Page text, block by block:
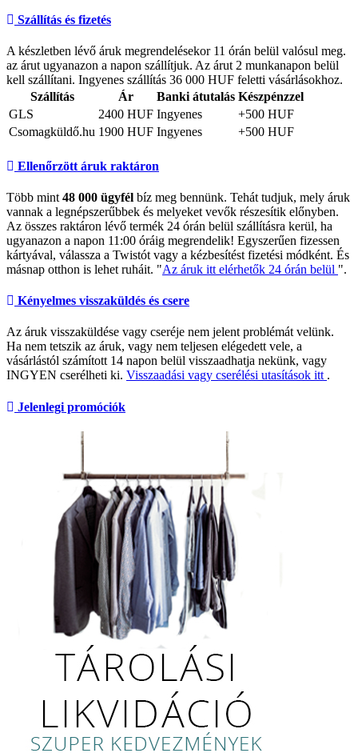
Szállítás és fizetés
A készletben lévő áruk megrendelésekor 11 órán belül valósul meg.
az árut ugyanazon a napon szállítjuk. Az árut 2 munkanapon belül
kell szállítani. Ingyenes szállítás 36 000 HUF feletti vásárlásokhoz.
Szállítás
Ár Banki átutalás Készpénzzel
GLS
2400 HUF Ingyenes
+500 HUF
Csomagküldő.hu 1900 HUF Ingyenes +500 HUF
Ellenőrzött áruk raktáron
Több mint 48 000 ügyfél bíz meg bennünk. Tehát tudjuk, mely áruk
vannak a legnépszerűbbek és melyeket vevők részesítik előnyben.
Az összes raktáron lévő termék 24 órán belül szállításra kerül, ha
ugyanazon a napon 11:00 óráig megrendelik! Egyszerűen fizessen
kártyával, válassza a Twistót vagy a kézbesítést fizetési módként. És
másnap otthon is lehet ruháit. "Az áruk itt elérhetők 24 órán belül ".
Kényelmes visszaküldés és csere
Az áruk visszaküldése vagy cseréje nem jelent problémát velünk.
Ha nem tetszik az áruk, vagy nem teljesen elégedett vele, a
vásárlástól számított 14 napon belül visszaadhatja nekünk, vagy
INGYEN cserélheti ki. Visszaadási vagy cserélési utasítások itt .
Jelenlegi promóciók